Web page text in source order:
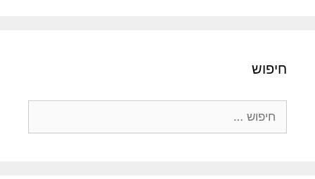
חיפוש